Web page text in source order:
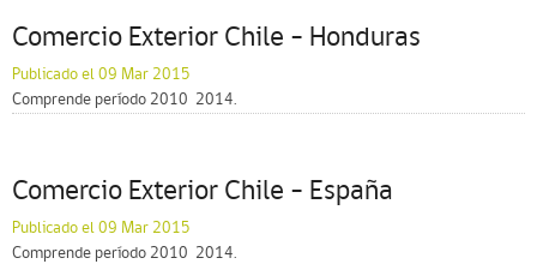
Comercio Exterior Chile – Honduras
Publicado el 09 Mar 2015
Comprende período 2010  2014.
Comercio Exterior Chile – España
Publicado el 09 Mar 2015
Comprende período 2010  2014.